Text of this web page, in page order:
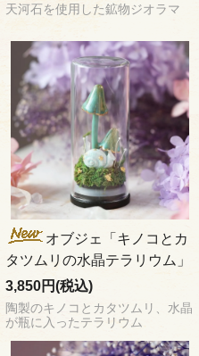
天河石を使用した鉱物ジオラマ
オブジェ「キノコとカ
タツムリの水晶テラリウム」
3,850円(税込)
陶製のキノコとカタツムリ、水晶
が瓶に入ったテラリウム